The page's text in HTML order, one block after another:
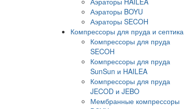
Аэраторы BOYU
Аэраторы SECOH
Компрессоры для пруда и септика
Компрессоры для пруда
SECOH
Компрессоры для пруда
SunSun и HAILEA
Компрессоры для пруда
JECOD и JEBO
Мембранные компрессоры